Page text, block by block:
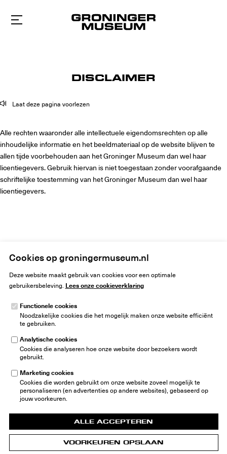
Cookies op groningermuseum.nl
Deze website maakt gebruik van cookies voor een optimale
gebruikersbeleving. Lees onze cookieverklaring
Functionele cookies
Noodzakelijke cookies die het mogelijk maken onze website efficiënt
te gebruiken.
Analytische cookies
Cookies die analyseren hoe onze website door bezoekers wordt
gebruikt.
Marketing cookies
Cookies die worden gebruikt om onze website zoveel mogelijk te
personaliseren (en advertenties op andere websites), gebaseerd op
jouw voorkeuren.
ALLE ACCEPTEREN
VOORKEUREN OPSLAAN
Naar
hoofdinhoud
DISCLAIMER
Laat deze pagina voorlezen
Alle rechten waaronder alle intellectuele eigendomsrechten op alle
inhoudelijke informatie en het beeldmateriaal op de website blijven te
allen tijde voorbehouden aan het Groninger Museum dan wel haar
licentiegevers. Gebruik hiervan is niet toegestaan zonder voorafgaande
schriftelijke toestemming van het Groninger Museum dan wel haar
licentiegevers.
Groninger Museum
Nieuwsbrief
© 2026 Groninger Museum